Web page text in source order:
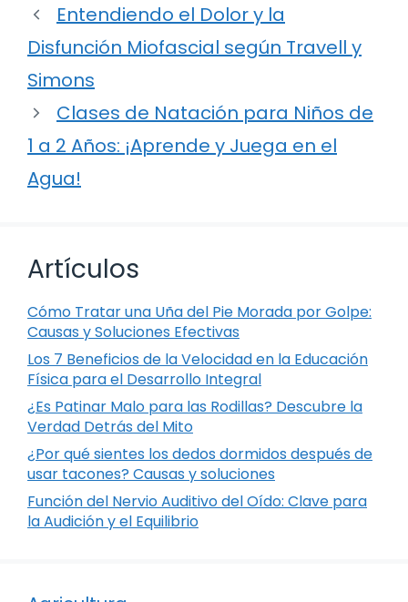
Entendiendo el Dolor y la
Disfunción Miofascial según Travell y
Simons
Clases de Natación para Niños de
1 a 2 Años: ¡Aprende y Juega en el
Agua!
Artículos
Cómo Tratar una Uña del Pie Morada por Golpe:
Causas y Soluciones Efectivas
Los 7 Beneficios de la Velocidad en la Educación
Física para el Desarrollo Integral
¿Es Patinar Malo para las Rodillas? Descubre la
Verdad Detrás del Mito
¿Por qué sientes los dedos dormidos después de
usar tacones? Causas y soluciones
Función del Nervio Auditivo del Oído: Clave para
la Audición y el Equilibrio